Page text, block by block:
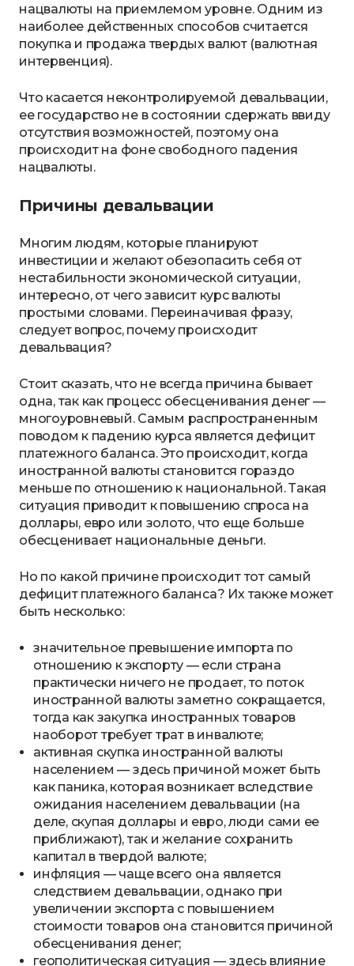
нацвалюты на приемлемом уровне. Одним из
наиболее действенных способов считается
покупка и продажа твердых валют (валютная
интервенция).
Что касается неконтролируемой девальвации,
ее государство не в состоянии сдержать ввиду
отсутствия возможностей, поэтому она
происходит на фоне свободного падения
нацвалюты.
Причины девальвации
Многим людям, которые планируют
инвестиции и желают обезопасить себя от
нестабильности экономической ситуации,
интересно, от чего зависит курс валюты
простыми словами. Переиначивая фразу,
следует вопрос, почему происходит
девальвация?
Стоит сказать, что не всегда причина бывает
одна, так как процесс обесценивания денег —
многоуровневый. Самым распространенным
поводом к падению курса является дефицит
платежного баланса. Это происходит, когда
иностранной валюты становится гораздо
меньше по отношению к национальной. Такая
ситуация приводит к повышению спроса на
доллары, евро или золото, что еще больше
обесценивает национальные деньги.
Но по какой причине происходит тот самый
дефицит платежного баланса? Их также может
быть несколько:
значительное превышение импорта по
отношению к экспорту — если страна
практически ничего не продает, то поток
иностранной валюты заметно сокращается,
тогда как закупка иностранных товаров
наоборот требует трат в инвалюте;
активная скупка иностранной валюты
населением — здесь причиной может быть
как паника, которая возникает вследствие
ожидания населением девальвации (на
деле, скупая доллары и евро, люди сами ее
приближают), так и желание сохранить
капитал в твердой валюте;
инфляция — чаще всего она является
следствием девальвации, однако при
увеличении экспорта с повышением
стоимости товаров она становится причиной
обесценивания денег;
геополитическая ситуация — здесь влияние